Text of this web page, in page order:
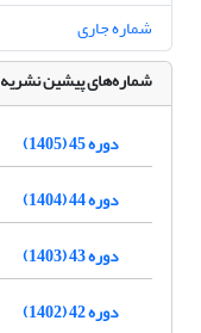
شماره جاری
شماره‌های پیشین نشریه
دوره 45 (1405)
دوره 44 (1404)
دوره 43 (1403)
دوره 42 (1402)